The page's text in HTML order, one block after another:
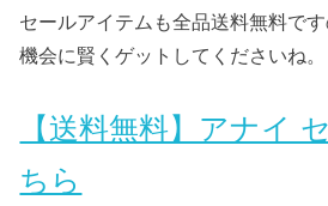
セールアイテムも全品送料無料で
機会に賢くゲットしてくださいね。
【送料無料】アナイ
ちら